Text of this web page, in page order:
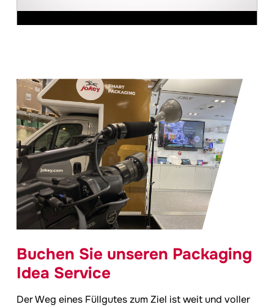
Buchen Sie unseren Packaging
Idea Service
Der Weg eines Füllgutes zum Ziel ist weit und voller